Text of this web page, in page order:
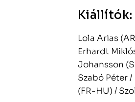
Kiállítók:
Lola Arias
Erhardt
Johansson
Szabó Péter
(FR-HU) /